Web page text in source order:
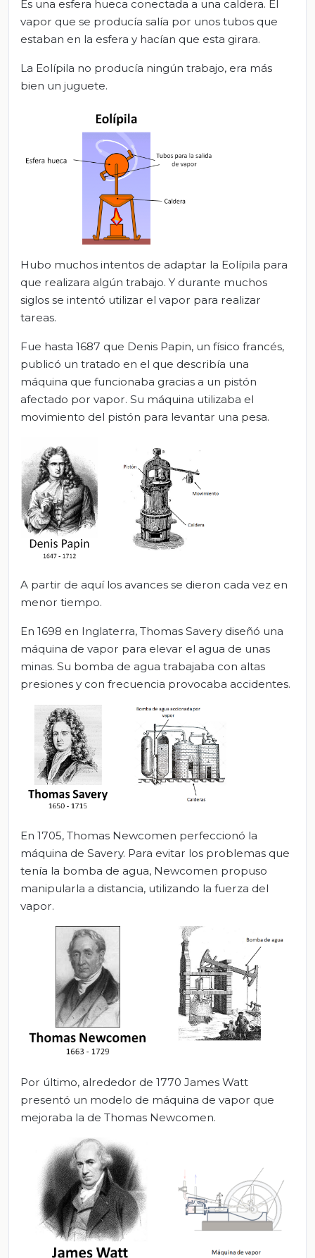
Es una esfera hueca conectada a una caldera. El
vapor que se producía salía por unos tubos que
estaban en la esfera y hacían que esta girara.
La Eolípila no producía ningún trabajo, era más
bien un juguete.
Hubo muchos intentos de adaptar la Eolípila para
que realizara algún trabajo. Y durante muchos
siglos se intentó utilizar el vapor para realizar
tareas.
Fue hasta 1687 que Denis Papin, un físico francés,
publicó un tratado en el que describía una
máquina que funcionaba gracias a un pistón
afectado por vapor. Su máquina utilizaba el
movimiento del pistón para levantar una pesa.
A partir de aquí los avances se dieron cada vez en
menor tiempo.
En 1698 en Inglaterra, Thomas Savery diseñó una
máquina de vapor para elevar el agua de unas
minas. Su bomba de agua trabajaba con altas
presiones y con frecuencia provocaba accidentes.
En 1705, Thomas Newcomen perfeccionó la
máquina de Savery. Para evitar los problemas que
tenía la bomba de agua, Newcomen propuso
manipularla a distancia, utilizando la fuerza del
vapor.
Por último, alrededor de 1770 James Watt
presentó un modelo de máquina de vapor que
mejoraba la de Thomas Newcomen.